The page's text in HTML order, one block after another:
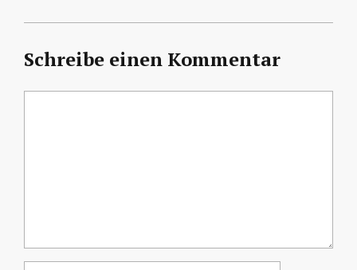
Schreibe einen Kommentar